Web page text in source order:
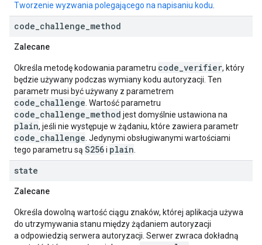
Tworzenie wyzwania polegającego na napisaniu kodu
code challenge method
Zalecane
Określa metodę kodowania parametru code_verifier, który
będzie używany podczas wymiany kodu autoryzacji. Ten
parametr musi być używany z parametrem
code_challenge . Wartość parametru
code_challenge_method jest domyślnie ustawiona na
plain, jeśli nie występuje w żądaniu, które zawiera parametr
code_challenge . Jedynymi obsługiwanymi wartościami
tego parametru są S256i plain
state
Zalecane
Określa dowolną wartość ciągu znaków, której aplikacja używa
do utrzymywania stanu między żądaniem autoryzacji
a odpowiedzią serwera autoryzacji. Serwer zwraca dokładną